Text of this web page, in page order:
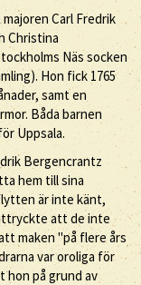
Carl Fredrik
Christina
Näs socken
Hon fick 1765
samt en
Båda barnen
Uppsala.
Bergencrantz
hem till sina
är inte känt,
att de inte
maken "på flere års
var oroliga för
hon på grund av